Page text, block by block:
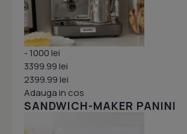
- 1000 lei
3399.99 lei
2399.99 lei
Adauga in cos
SANDWICH-MAKER PANINI